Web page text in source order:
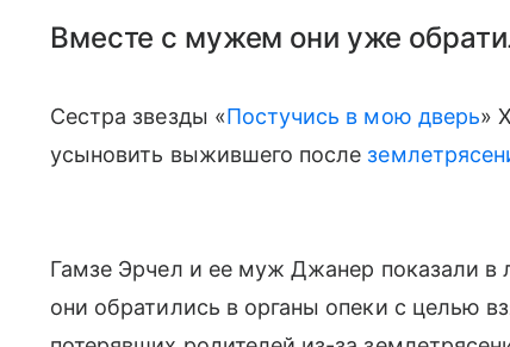
Вместе с мужем они уже
Сестра звезды «Постучись в мою дверь»
усыновить выжившего после
Гамзе Эрчел и ее муж Джанер показали в
они обратились в органы опеки с целью